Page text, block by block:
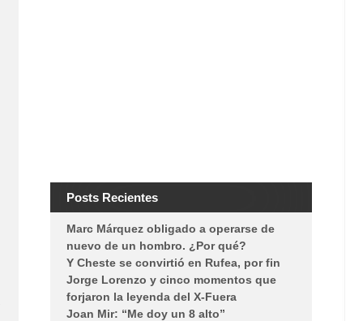
Posts Recientes
Marc Márquez obligado a operarse de
nuevo de un hombro. ¿Por qué?
Y Cheste se convirtió en Rufea, por fin
Jorge Lorenzo y cinco momentos que
forjaron la leyenda del X-Fuera
Joan Mir: “Me doy un 8 alto”